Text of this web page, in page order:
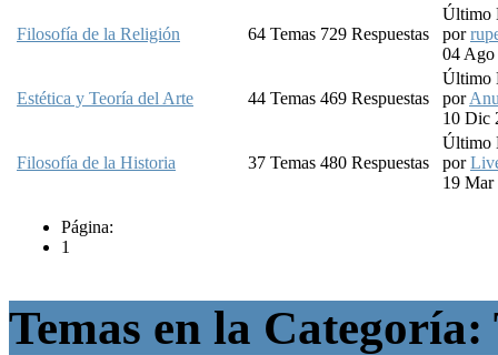
Filosofía de la Religión 64 Temas 729 Respuestas
Último
por
04 Ago
Estética y Teoría del Arte 44 Temas 469 Respuestas
Último
por
10 Dic
Filosofía de la Historia 37 Temas 480 Respuestas
Último
por
19 Mar
Página:
1
Temas en la Categoría: